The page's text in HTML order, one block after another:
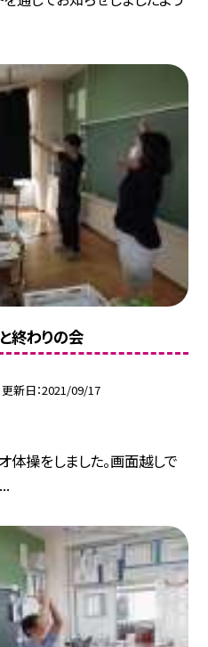
終わりの会
更新日 2021/09/17
体操をしました。画面越しで